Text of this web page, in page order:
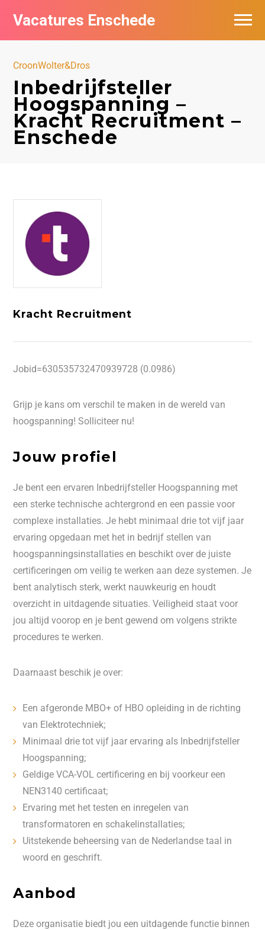
Vacatures Enschede
CroonWolter&Dros
Inbedrijfsteller
Hoogspanning –
Kracht Recruitment –
Enschede
Kracht Recruitment
Jobid=630535732470939728 (0.0986)
Grijp je kans om verschil te maken in de wereld van
hoogspanning! Solliciteer nu!
Jouw profiel
Je bent een ervaren Inbedrijfsteller Hoogspanning met
een sterke technische achtergrond en een passie voor
complexe installaties. Je hebt minimaal drie tot vijf jaar
ervaring opgedaan met het in bedrijf stellen van
hoogspanningsinstallaties en beschikt over de juiste
certificeringen om veilig te werken aan deze systemen. Je
bent analytisch sterk, werkt nauwkeurig en houdt
overzicht in uitdagende situaties. Veiligheid staat voor
jou altijd voorop en je bent gewend om volgens strikte
procedures te werken.
Daarnaast beschik je over:
Een afgeronde MBO+ of HBO opleiding in de richting
van Elektrotechniek;
Minimaal drie tot vijf jaar ervaring als Inbedrijfsteller
Hoogspanning;
Geldige VCA-VOL certificering en bij voorkeur een
NEN3140 certificaat;
Ervaring met het testen en inregelen van
transformatoren en schakelinstallaties;
Uitstekende beheersing van de Nederlandse taal in
woord en geschrift.
Aanbod
Deze organisatie biedt jou een uitdagende functie binnen
Vacatures per bedrijf
Nieuwsbrief feed